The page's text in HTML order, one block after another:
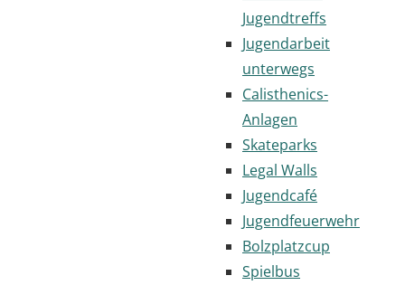
Jugendtreffs
Jugendarbeit
unterwegs
Calisthenics-
Anlagen
Skateparks
Legal Walls
Jugendcafé
Jugendfeuerwehr
Bolzplatzcup
Spielbus